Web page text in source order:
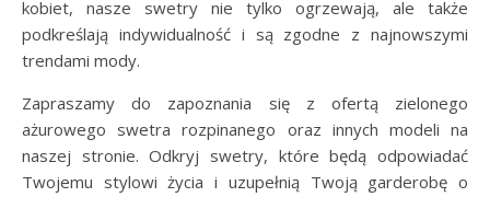
kobiet, nasze swetry nie tylko ogrzewają, ale także
podkreślają indywidualność i są zgodne z najnowszymi
trendami mody.
Zapraszamy do zapoznania się z ofertą zielonego
ażurowego swetra rozpinanego oraz innych modeli na
naszej stronie. Odkryj swetry, które będą odpowiadać
Twojemu stylowi życia i uzupełnią Twoją garderobę o